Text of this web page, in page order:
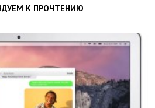
К ПРОЧТЕНИЮ